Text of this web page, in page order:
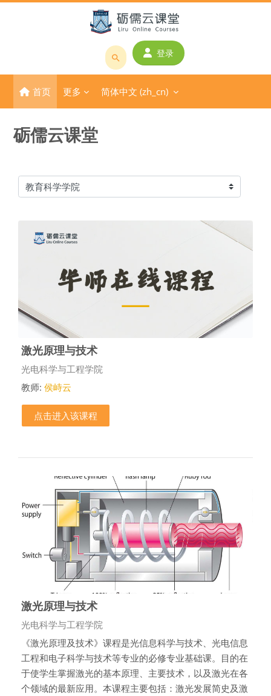
搜
课
程
登录
首页 更多 简体中文 ‎(zh_cn)‎
砺儒云课堂
课程类别
激光原理与技术
课程类别
光电科学与工程学院
教师: 侯峙云
点击进入该课程
激光原理与技术
课程类别
光电科学与工程学院
《激光原理及技术》课程是光信息科学与技术、光电信息
工程和电子科学与技术等专业的必修专业基础课。目的在
于使学生掌握激光的基本原理、主要技术，以及激光在各
个领域的最新应用。本课程主要包括：激光发展简史及激